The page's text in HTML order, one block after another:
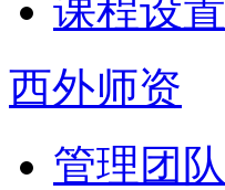
课程设置
西外师资
管理团队